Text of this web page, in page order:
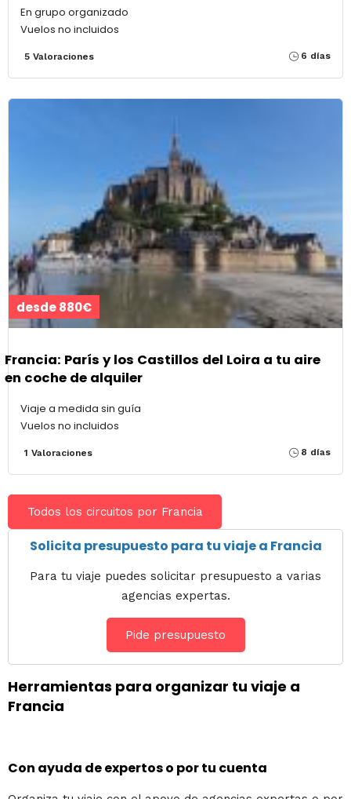
En grupo organizado
Vuelos no incluidos
5 Valoraciones 6 días
desde 880€
Francia: París y los Castillos del Loira a tu aire
en coche de alquiler
Viaje a medida sin guía
Vuelos no incluidos
1 Valoraciones 8 días
Todos los circuitos por Francia
Solicita presupuesto para tu viaje a Francia
Para tu viaje puedes solicitar presupuesto a varias
agencias expertas.
Pide presupuesto
Herramientas para organizar tu viaje a
Francia
Con ayuda de expertos o por tu cuenta